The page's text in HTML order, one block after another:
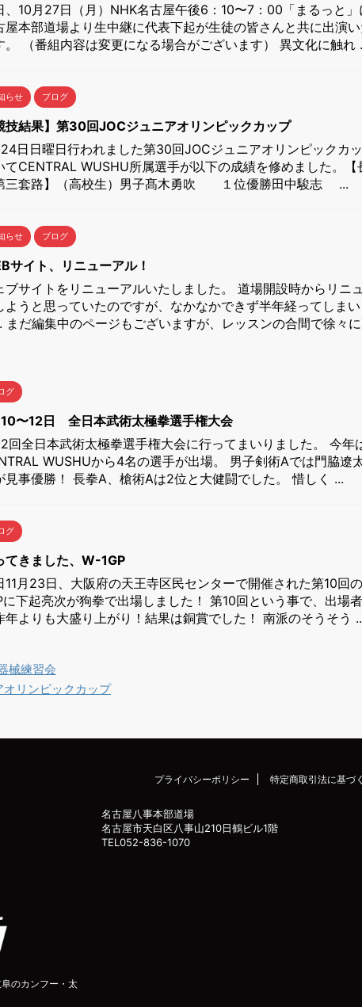
、10月27日（月）NHK名古屋午後6：10〜7：00「まるっと」
屋本部道場より生中継に代表下起が生徒の皆さんと共に出演い
。 （番組内容は変更になる場合がございます） 異文化に触れ
らせ ブログ
技結果】第30回JOCジュニアオリンピックカップ
日日曜日行われました第30回JOCジュニアオリンピックカ
てCENTRAL WUSHU所属選手が以下の成績を修めました。【
三套路】（高校生）男子髙木勇吹 １位優勝田中駿志 ...
らせ ブログ
サイト、リニューアル！
ブサイトをリニューアルいたしました。 道場開設時からリニ
ようと思っていたのですが、なかなかできず半年経ってしま
まだ編集中のページもございますが、レッスンの合間で徐々
グ
〜12日 全日本武術太極拳選手権大会
回全日本武術太極拳選手権大会に行ってまいりました。 今年
WUSHUから4名の選手が出場。 男子剣術Aでは門脇遼
見事優勝！ 長拳A、槍術Aは2位と大健闘でした。 惜しく ...
グ
てきました、W-1GP
11月23日、大阪府の天王寺区民センターで開催された第10回
に下起亮次が狗拳で出場しました！ 第10回という事で、出場
年よりも大盛り上がり！結果は銅賞でした！ 南派のそうそう
械練習会
リンピックカップ
プライバシーポリシー 特定商取引法に基づ
名古屋八事本部道場
名古屋市天白区八事山210日鶴ビル1階
TEL052-836-1070
のカンフー・太